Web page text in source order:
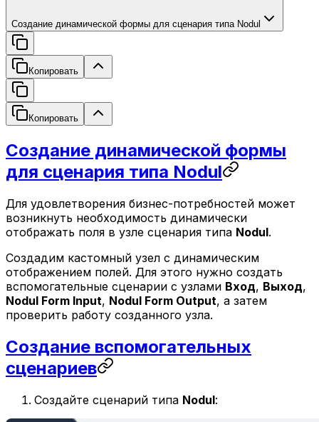
Создание динамической формы для сценария типа Nodul
Копировать
Копировать
Создание динамической формы
для сценария типа Nodul
Для удовлетворения бизнес-потребностей может
возникнуть необходимость динамически
отображать поля в узле сценария типа Nodul.
Создадим кастомный узел с динамическим
отображением полей. Для этого нужно создать
вспомогательные сценарии с узлами Вход, Выход,
Nodul Form Input, Nodul Form Output, а затем
проверить работу созданного узла.
Создание вспомогательных
сценариев
Создайте сценарий типа Nodul: